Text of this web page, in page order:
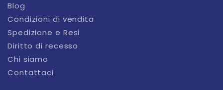
Blog
Condizioni di vendita
Spedizione e Resi
Diritto di recesso
Chi siamo
Contattaci